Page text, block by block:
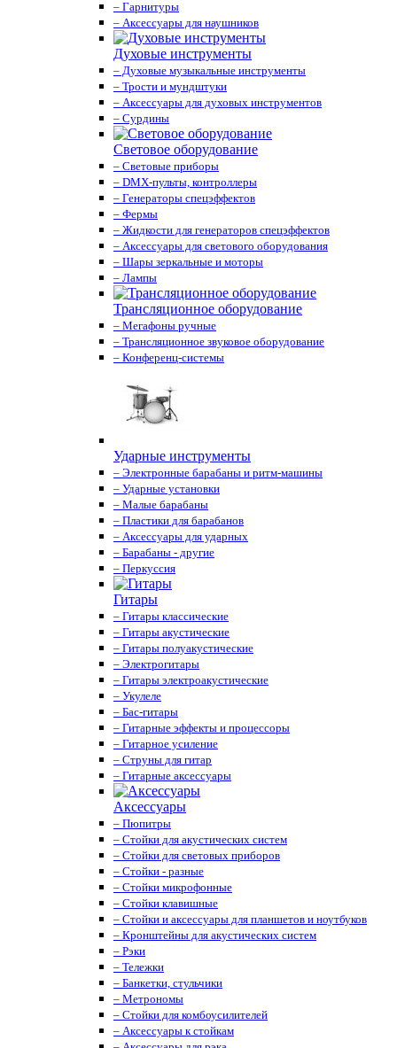
– Гарнитуры
– Аксессуары для наушников
Духовые инструменты
– Духовые музыкальные инструменты
– Трости и мундштуки
– Аксессуары для духовых инструментов
– Сурдины
Световое оборудование
– Световые приборы
– DMX-пульты, контроллеры
– Генераторы спецэффектов
– Фермы
– Жидкости для генераторов спецэффектов
– Аксессуары для светового оборудования
– Шары зеркальные и моторы
– Лампы
Трансляционное оборудование
– Мегафоны ручные
– Трансляционное звуковое оборудование
– Конференц-системы
Ударные инструменты
– Электронные барабаны и ритм-машины
– Ударные установки
– Малые барабаны
– Пластики для барабанов
– Аксессуары для ударных
– Барабаны - другие
– Перкуссия
Гитары
– Гитары классические
– Гитары акустические
– Гитары полуакустические
– Электрогитары
– Гитары электроакустические
– Укулеле
– Бас-гитары
– Гитарные эффекты и процессоры
– Гитарное усиление
– Струны для гитар
– Гитарные аксессуары
Аксессуары
– Пюпитры
– Стойки для акустических систем
– Стойки для световых приборов
– Стойки - разные
– Стойки микрофонные
– Стойки клавишные
– Стойки и аксессуары для планшетов и ноутбуков
– Кронштейны для акустических систем
– Рэки
– Тележки
– Банкетки, стульчики
– Метрономы
– Стойки для комбоусилителей
– Аксессуары к стойкам